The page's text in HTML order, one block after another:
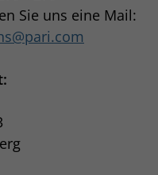
Sie uns eine Mail:
pari.com